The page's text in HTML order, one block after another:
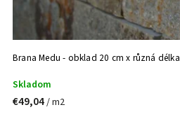
Brana Medu - obklad 20 cm x různá délka
Skladom
€49,04/ m2